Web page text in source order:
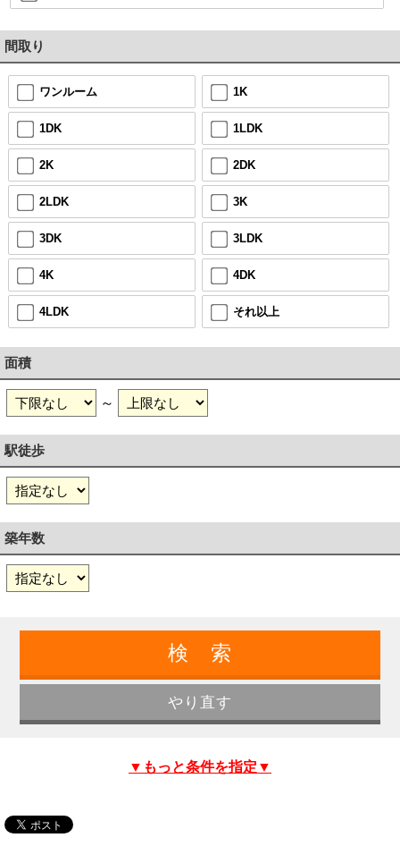
間取り
ワンルーム 1K
1DK 1LDK
2K 2DK
2LDK 3K
3DK 3LDK
4K 4DK
4LDK それ以上
面積
～
駅徒歩
築年数
▼もっと条件を指定▼